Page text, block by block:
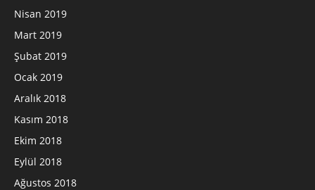
Nisan 2019
Mart 2019
Şubat 2019
Ocak 2019
Aralık 2018
Kasım 2018
Ekim 2018
Eylül 2018
Ağustos 2018